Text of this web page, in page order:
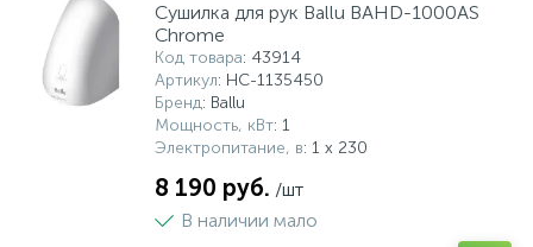
Сушилка для рук Ballu BAHD-1000AS
Chrome
Код товара: 43914
Артикул: НС-1135450
Бренд: Ballu
Мощность, кВт: 1
Электропитание, в: 1 x 230
8 190 руб. /шт
В наличии мало